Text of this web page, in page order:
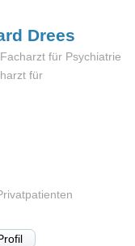
Drees
für Psychiatrie
für